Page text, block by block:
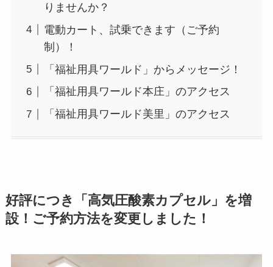
りませんか？
電動カート、試乗できます（ご予約
制）！
「福祉用具ワールド」からメッセージ！
「福祉用具ワールド本庄」のアクセス
「福祉用具ワールド美里」のアクセス
好評につき「高気圧酸素カプセル」を増
設！ご予約方法を変更しました！